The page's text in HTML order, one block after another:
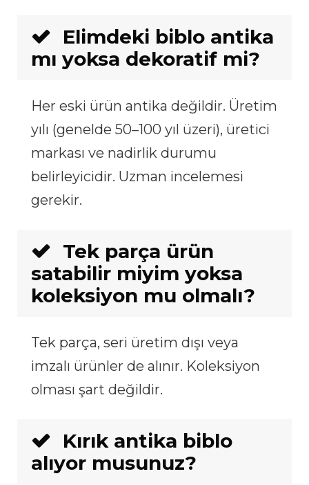
Elimdeki biblo antika
mı yoksa dekoratif mi?
Her eski ürün antika değildir. Üretim
yılı (genelde 50–100 yıl üzeri), üretici
markası ve nadirlik durumu
belirleyicidir. Uzman incelemesi
gerekir.
Tek parça ürün
satabilir miyim yoksa
koleksiyon mu olmalı?
Tek parça, seri üretim dışı veya
imzalı ürünler de alınır. Koleksiyon
olması şart değildir.
Kırık antika biblo
alıyor musunuz?